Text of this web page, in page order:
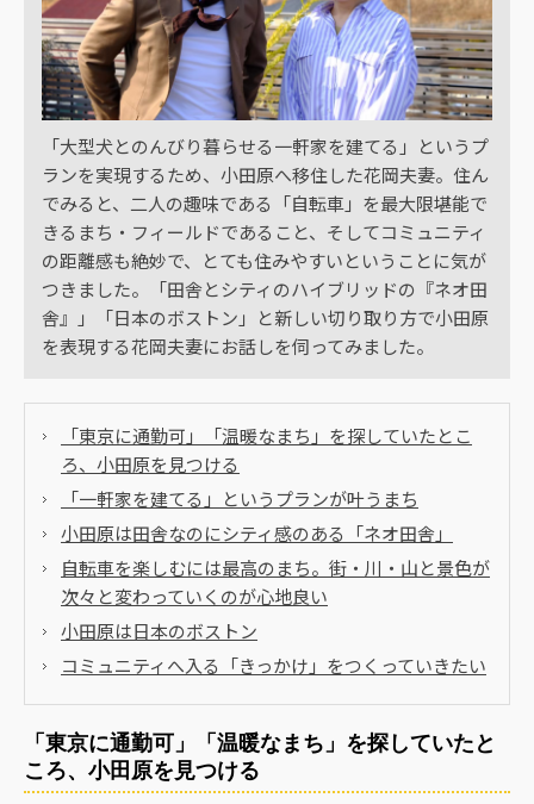
「大型犬とのんびり暮らせる一軒家を建てる」というプ
ランを実現するため、小田原へ移住した花岡夫妻。住ん
でみると、二人の趣味である「自転車」を最大限堪能で
きるまち・フィールドであること、そしてコミュニティ
の距離感も絶妙で、とても住みやすいということに気が
つきました。「田舎とシティのハイブリッドの『ネオ田
舎』」「日本のボストン」と新しい切り取り方で小田原
を表現する花岡夫妻にお話しを伺ってみました。
「東京に通勤可」「温暖なまち」を探していたとこ
ろ、小田原を見つける
「一軒家を建てる」というプランが叶うまち
小田原は田舎なのにシティ感のある「ネオ田舎」
自転車を楽しむには最高のまち。街・川・山と景色が
次々と変わっていくのが心地良い
小田原は日本のボストン
コミュニティへ入る「きっかけ」をつくっていきたい
「東京に通勤可」「温暖なまち」を探していたと
ころ、小田原を見つける